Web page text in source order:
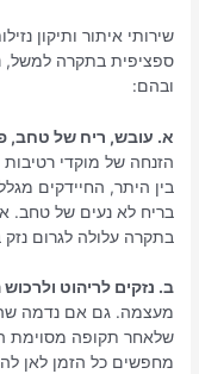
שירותי איתור ותיקון
ספציפית בתקרה למשל,
ובהם:
א. עובש, ריח של טחב,
הזנחה של מוקדי
בין היתר, החיידקים
בריח לא נעים של טחב.
בתקרה עלולה לגרום נזק
ב. נזקים לריהוט ולרכוש
מעצמה. גם אם נדמה
שלאחר תקופה מסוימת
מחפשים כל הזמן לאן